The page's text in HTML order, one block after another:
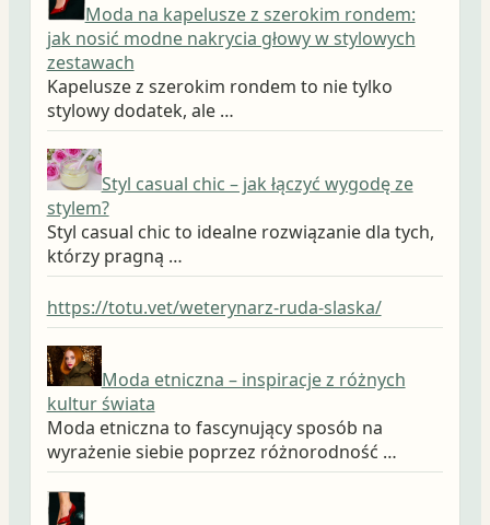
Moda na kapelusze z szerokim rondem:
jak nosić modne nakrycia głowy w stylowych
zestawach
Kapelusze z szerokim rondem to nie tylko
stylowy dodatek, ale …
Styl casual chic – jak łączyć wygodę ze
stylem?
Styl casual chic to idealne rozwiązanie dla tych,
którzy pragną …
https://totu.vet/weterynarz-ruda-slaska/
Moda etniczna – inspiracje z różnych
kultur świata
Moda etniczna to fascynujący sposób na
wyrażenie siebie poprzez różnorodność …